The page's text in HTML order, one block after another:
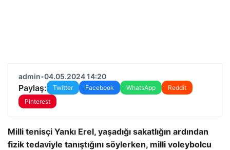
admin•04.05.2024 14:20
Paylaş: Twitter Facebook WhatsApp
Reddit
Pinterest
Milli tenisçi Yankı Erel, yaşadığı sakatlığın ardından
fizik tedaviyle tanıştığını söylerken, milli voleybolcu